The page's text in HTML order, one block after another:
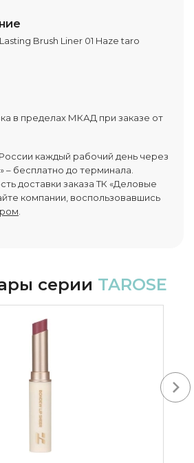
Brush Liner 01 Haze taro
в пределах МКАД при заказе от
каждый рабочий день через
– бесплатно до терминала.
доставки заказа ТК «Деловые
компании, воспользовавшись
серии TAROSE